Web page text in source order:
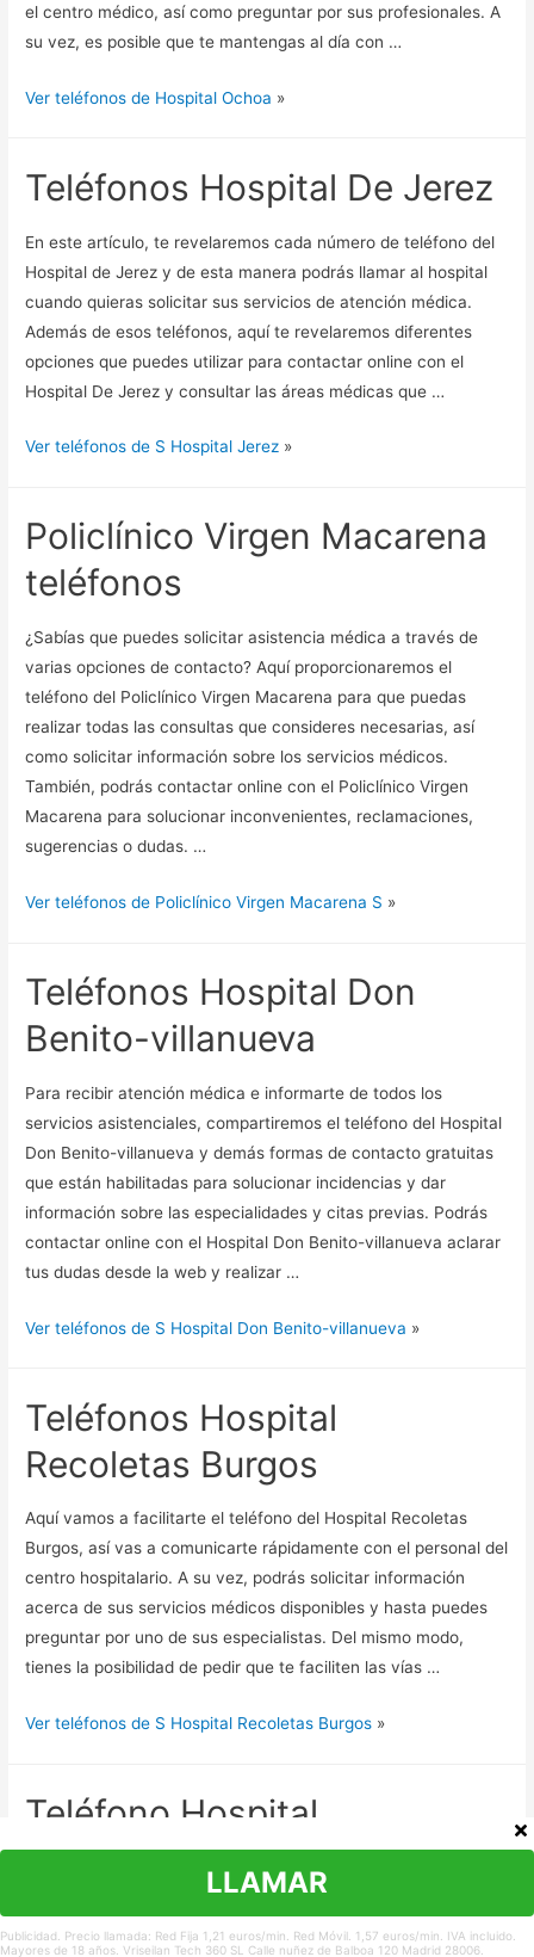
el centro médico, así como preguntar por sus profesionales. A
su vez, es posible que te mantengas al día con …
Ver teléfonos de Hospital Ochoa »
Teléfonos Hospital De Jerez
En este artículo, te revelaremos cada número de teléfono del
Hospital de Jerez y de esta manera podrás llamar al hospital
cuando quieras solicitar sus servicios de atención médica.
Además de esos teléfonos, aquí te revelaremos diferentes
opciones que puedes utilizar para contactar online con el
Hospital De Jerez y consultar las áreas médicas que …
Ver teléfonos de S Hospital Jerez »
Policlínico Virgen Macarena
teléfonos
¿Sabías que puedes solicitar asistencia médica a través de
varias opciones de contacto? Aquí proporcionaremos el
teléfono del Policlínico Virgen Macarena para que puedas
realizar todas las consultas que consideres necesarias, así
como solicitar información sobre los servicios médicos.
También, podrás contactar online con el Policlínico Virgen
Macarena para solucionar inconvenientes, reclamaciones,
sugerencias o dudas. …
Ver teléfonos de Policlínico Virgen Macarena S »
Teléfonos Hospital Don
Benito-villanueva
Para recibir atención médica e informarte de todos los
servicios asistenciales, compartiremos el teléfono del Hospital
Don Benito-villanueva y demás formas de contacto gratuitas
que están habilitadas para solucionar incidencias y dar
información sobre las especialidades y citas previas. Podrás
contactar online con el Hospital Don Benito-villanueva aclarar
tus dudas desde la web y realizar …
Ver teléfonos de S Hospital Don Benito-villanueva »
Teléfonos Hospital
Recoletas Burgos
Aquí vamos a facilitarte el teléfono del Hospital Recoletas
Burgos, así vas a comunicarte rápidamente con el personal del
centro hospitalario. A su vez, podrás solicitar información
acerca de sus servicios médicos disponibles y hasta puedes
preguntar por uno de sus especialistas. Del mismo modo,
tienes la posibilidad de pedir que te faciliten las vías …
Ver teléfonos de S Hospital Recoletas Burgos »
Teléfono Hospital
Quirónsalud Algeciras
Nos encargamos de encontrar los teléfonos de contacto del
Hospital Quirónsalud Algeciras para que te comuniques
LLAMAR
Publicidad. Precio llamada: Red Fija 1,21 euros/min. Red Móvil. 1,57 euros/min. IVA incluido.
Mayores de 18 años. Vriseilan Tech 360 SL Calle nuñez de Balboa 120 Madrid 28006.